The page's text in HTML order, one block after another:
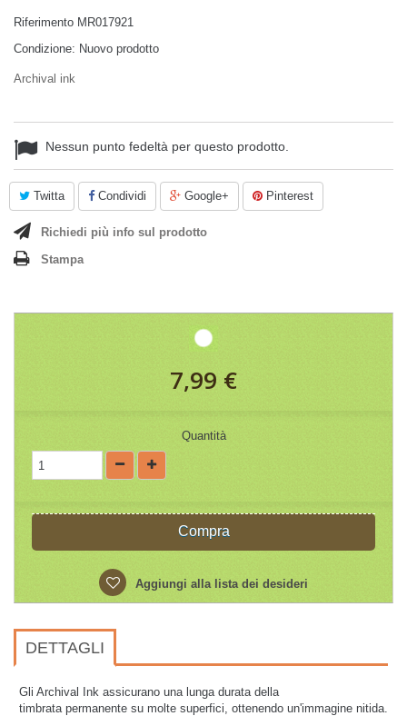
Riferimento MR017921
Condizione: Nuovo prodotto
Archival ink
Nessun punto fedeltà per questo prodotto.
Twitta Condividi Google+ Pinterest
Richiedi più info sul prodotto
Stampa
7,99 €
Quantità
Compra
Aggiungi alla lista dei desideri
DETTAGLI
Gli Archival Ink assicurano una lunga durata della
timbrata permanente su molte superfici, ottenendo un'immagine nitida.